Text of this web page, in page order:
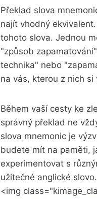
Překlad slova
najít vhodný
tohoto slova. Jednou
"způsob
technika" nebo
na vás, kterou z nich si
Během vaší cesty ke
správný překlad ne
slova mnemonic je
budete mít na paměti,
experimentovat s
užitečné anglické slovo.
<img